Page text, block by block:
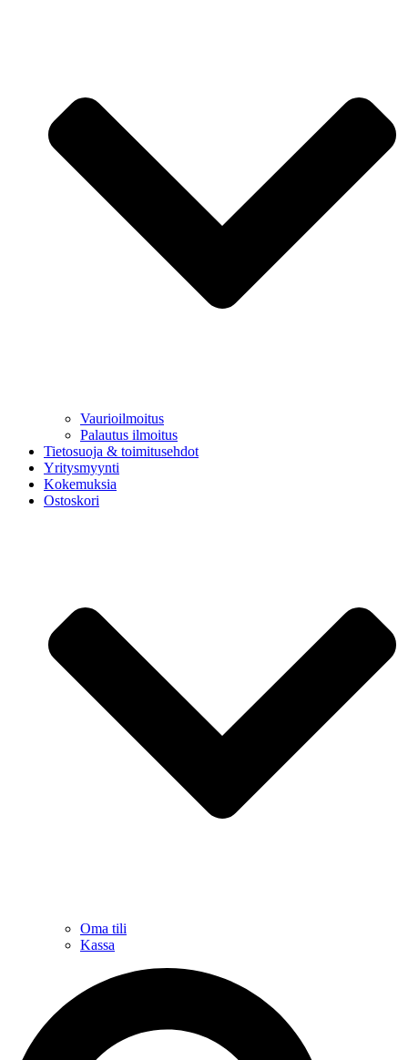
Vaurioilmoitus
Palautus ilmoitus
Tietosuoja & toimitusehdot
Yritysmyynti
Kokemuksia
Ostoskori
Oma tili
Kassa